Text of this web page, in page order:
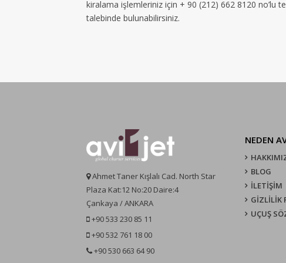
kiralama işlemleriniz için + 90 (212) 662 8120 no’lu
talebinde bulunabilirsiniz.
Ahmet Taner Kışlalı Cad. North Star
Plaza Kat:12 No:20 Daire:4
Çankaya / ANKARA
+90 533 230 85 11
+90 532 761 18 00
+90 530 663 64 90
NEDEN
BLOG
İLETİŞİM
GİZLİLİK
UÇUŞ